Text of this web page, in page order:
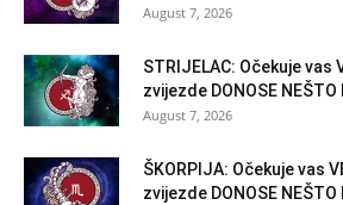
August 7, 2026
STRIJELAC: Očekuje vas
zvijezde DONOSE NEŠTO
August 7, 2026
ŠKORPIJA: Očekuje vas
zvijezde DONOSE NEŠTO